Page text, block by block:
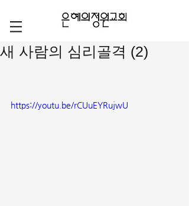
새 사람의 심리골격 (2)
https://youtu.be/rCUuEYRujwU